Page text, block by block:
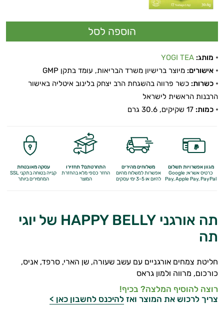
שובע
לבקרת
תה
ממתיקים
חטיפים
ומזון
סמודי'ס
שמנים
משקאות
מותג: YOGI TEA
אישורים: מיוצר ברישיון משרד הבריאות, עומד בתקן GMP
כשרות: כשר פרווה בהשגחת הרב יצחק בלינוב איטליה באישור
הרבנות הראשית לישראל
כמות:
מגוון אפשרויות תשלום
כרטיס אשראי, Google
Pay,Apple Pay, PayPal
משלוחים מהירים
אפשרות למשלוח מהיום
להיום או 3-5 ימי עסקים
התחרטתם? תחזירו
החזר כספי מלאבהחזרת
המוצר
עסקה מאובטחת
קנייה בטוחה בתקני SSL
המחמירים ביותר
תה אורגני HAPPY BELLY של יוגי
תה
חליטת צמחים אורגניים עם עשב שעורה, שן הארי, סרפד, אניס,
כורכום, מרווה ולמון גראס
רוצה להוסיף המלצה? בכיף!
צריך לרכוש את המוצר ואז להיכנס לחשבון כאן >